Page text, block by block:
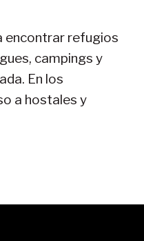
encontrar refugios
campings y
En los
a hostales y